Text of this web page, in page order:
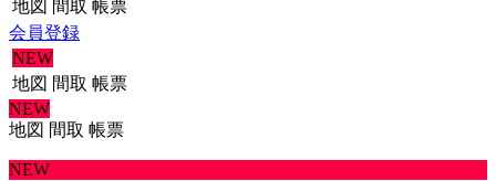
地図 間取 帳票
会員登録
NEW
地図 間取 帳票
NEW
地図 間取 帳票
NEW